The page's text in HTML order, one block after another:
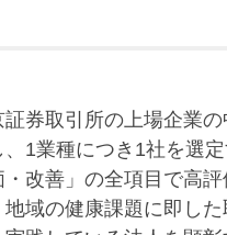
証券取引所の上場企業
1業種につき1社を選
・改善」の全項目で高
地域の健康課題に即し